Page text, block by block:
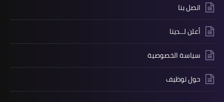
اتصل بنا
أعلن لــدينا
سياسة الخصوصية
حول توظيف